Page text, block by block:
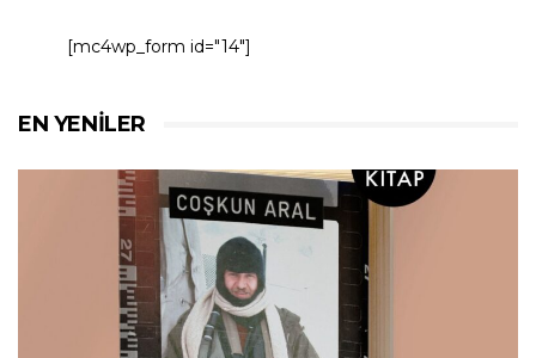
[mc4wp_form id="14"]
EN YENILER